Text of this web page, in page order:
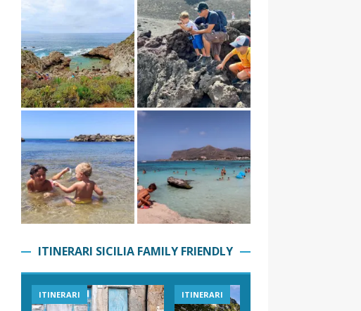
ITINERARI SICILIA FAMILY FRIENDLY
ITINERARI ITINERARI